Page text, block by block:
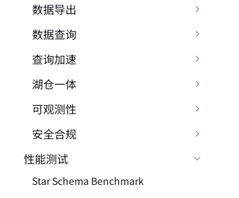
数据导出
数据查询
查询加速
湖仓一体
可观测性
安全合规
性能测试
Star Schema Benchmark